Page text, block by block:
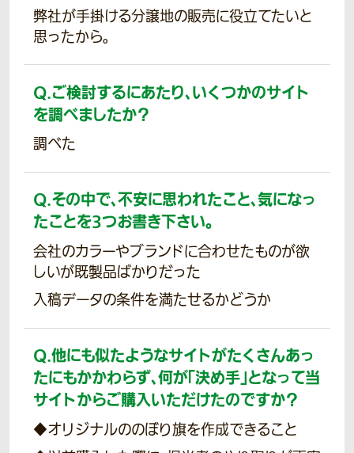
弊社が手掛ける分譲地の販売に役立てたいと
思ったから。
Q.ご検討するにあたり、いくつかのサイト
を調べましたか？
調べた
Q.その中で、不安に思われたこと、気になっ
たことを3つお書き下さい。
会社のカラーやブランドに合わせたものが欲
しいが既製品ばかりだった
入稿データの条件を満たせるかどうか
Q.他にも似たようなサイトがたくさんあっ
たにもかかわらず、何が「決め手」となって当
サイトからご購入いただけたのですか？
◆オリジナルののぼり旗を作成できること